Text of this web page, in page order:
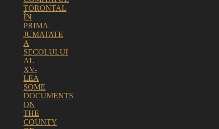
TORONTAL
ÎN
PRIMA
JUMATATE
A
SECOLULUI
AL
XV-
LEA
SOME
DOCUMENTS
ON
THE
COUNTY